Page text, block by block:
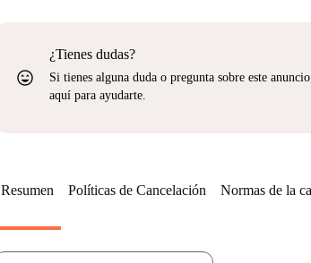
sentiment_very_satisfied
¿Tienes dudas?
Si tienes alguna duda o pregunta sobre este
aquí para ayudarte.
Resumen Políticas de Cancelación Normas de la